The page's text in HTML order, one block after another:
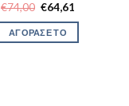
€74,00 Original
price
was:
€74,00.
€64,61
τιμή
ΑΓΟΡΑΣΕ ΤΟ